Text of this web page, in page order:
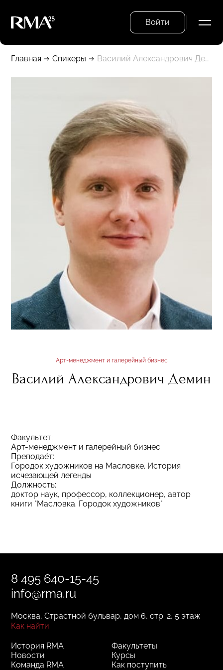
Войти
Главная Спикеры Василий Александрович Демин
Арт-менеджмент и галерейный бизнес
Василий Александрович Демин
Факультет:
Арт-менеджмент и галерейный бизнес
Преподаёт:
Городок художников на Масловке. История
исчезающей легенды
Должность:
доктор наук, профессор, коллекционер, автор
книги "Масловка. Городок художников"
8 495 640-15-45
info@rma.ru
Москва, Страстной бульвар, дом 6, стр. 2, 5 этаж
Как найти
Факультеты
Курсы
Как поступить
История RMA
Новости
Команда RMA